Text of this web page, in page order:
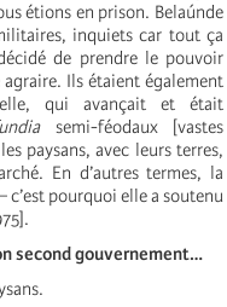
étions en prison. Belaúnde
inquiets car tout ça
de prendre le pouvoir
Ils étaient également
qui avançait et était
semi-féodaux [vastes
paysans, avec leurs terres,
En d’autres termes, la
pourquoi elle a soutenu
second gouvernement…